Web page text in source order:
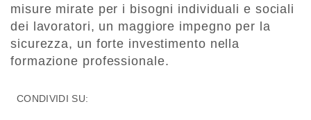
misure mirate per i bisogni individuali e sociali
dei lavoratori, un maggiore impegno per la
sicurezza, un forte investimento nella
formazione professionale.
CONDIVIDI SU: